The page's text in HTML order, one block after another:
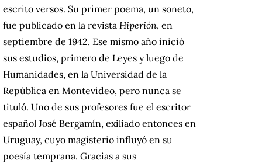
escrito versos. Su primer poema, un soneto,
fue publicado en la revista Hiperión, en
septiembre de 1942. Ese mismo año inició
sus estudios, primero de Leyes y luego de
Humanidades, en la Universidad de la
República en Montevideo, pero nunca se
tituló. Uno de sus profesores fue el escritor
español José Bergamín, exiliado entonces en
Uruguay, cuyo magisterio influyó en su
poesía temprana. Gracias a sus